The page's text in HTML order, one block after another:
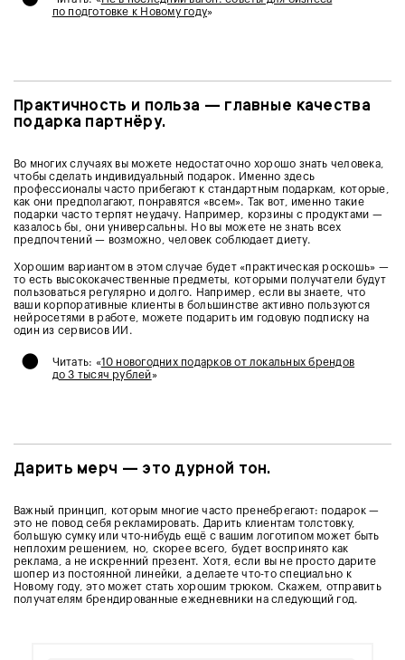
по подготовке к Новому году»
Практичность и польза — главные качества
подарка партнёру.
Во многих случаях вы можете недостаточно хорошо знать человека,
чтобы сделать индивидуальный подарок. Именно здесь
профессионалы часто прибегают к стандартным подаркам, которые,
как они предполагают, понравятся «всем». Так вот, именно такие
подарки часто терпят неудачу. Например, корзины с продуктами —
казалось бы, они универсальны. Но вы можете не знать всех
предпочтений — возможно, человек соблюдает диету.
Хорошим вариантом в этом случае будет «практическая роскошь» —
то есть высококачественные предметы, которыми получатели будут
пользоваться регулярно и долго. Например, если вы знаете, что
ваши корпоративные клиенты в большинстве активно пользуются
нейросетями в работе, можете подарить им годовую подписку на
один из сервисов ИИ.
• Читать: «10 новогодних подарков от локальных брендов
до 3 тысяч рублей»
Дарить мерч — это дурной тон.
Важный принцип, которым многие часто пренебрегают: подарок —
это не повод себя рекламировать. Дарить клиентам толстовку,
большую сумку или что-нибудь ещё с вашим логотипом может быть
неплохим решением, но, скорее всего, будет воспринято как
реклама, а не искренний презент. Хотя, если вы не просто дарите
шопер из постоянной линейки, а делаете что-то специально к
Новому году, это может стать хорошим трюком. Скажем, отправить
получателям брендированные ежедневники на следующий год.